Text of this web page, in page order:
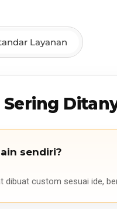
Layanan
sendiri?
dibuat custom sesuai ide,